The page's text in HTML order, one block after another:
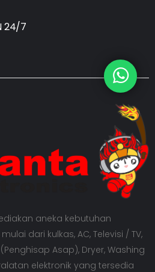
24/7
aneka kebutuhan
dari kulkas, AC, Televisi / TV,
Asap), Dryer, Washing
elektronik yang tersedia